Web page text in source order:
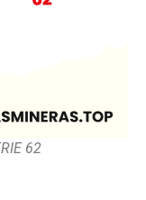
62